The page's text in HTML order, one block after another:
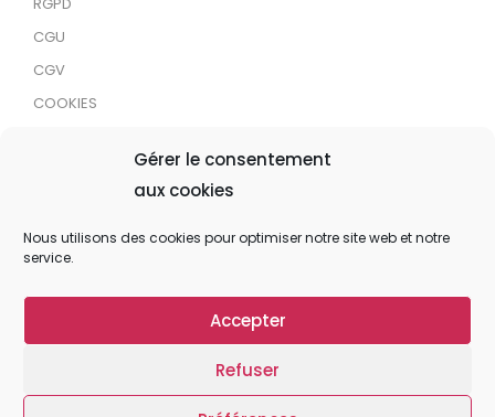
Gérer le consentement
aux cookies
Nous utilisons des cookies pour optimiser notre site web et notre
service.
Accepter
Refuser
CGU
CGV
COOKIES